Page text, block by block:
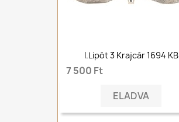
I.Lipót 3 Krajcár 1694 KB
7 500 Ft
ELADVA